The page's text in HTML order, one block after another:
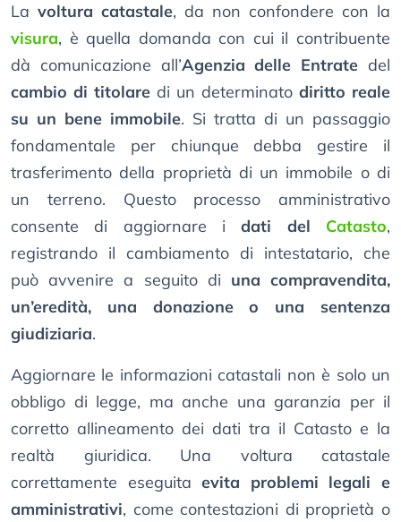
La voltura catastale, da non confondere con la
visura, è quella domanda con cui il contribuente
dà comunicazione all’Agenzia delle Entrate del
cambio di titolare di un determinato diritto reale
su un bene immobile. Si tratta di un passaggio
fondamentale per chiunque debba gestire il
trasferimento della proprietà di un immobile o di
un terreno. Questo processo amministrativo
consente di aggiornare idati del Catasto,
registrando il cambiamento di intestatario, che
può avvenire a seguito di una compravendita,
un’eredità, una donazione o una sentenza
giudiziaria.
Aggiornare le informazioni catastali non è solo un
obbligo di legge, ma anche una garanzia per il
corretto allineamento dei dati tra il Catasto e la
realtà giuridica. Una voltura catastale
correttamente eseguitaevita problemi legali e
amministrativi, come contestazioni di proprietà o